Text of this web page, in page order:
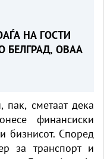
НА ГОСТИ
БЕЛГРАД, ОВАА
пак, сметаат дека
финансиски
бизнисот. Според
за транспорт и